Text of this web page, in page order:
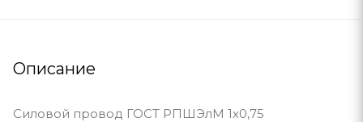
Описание
Силовой провод ГОСТ РПШЭлМ 1х0,75